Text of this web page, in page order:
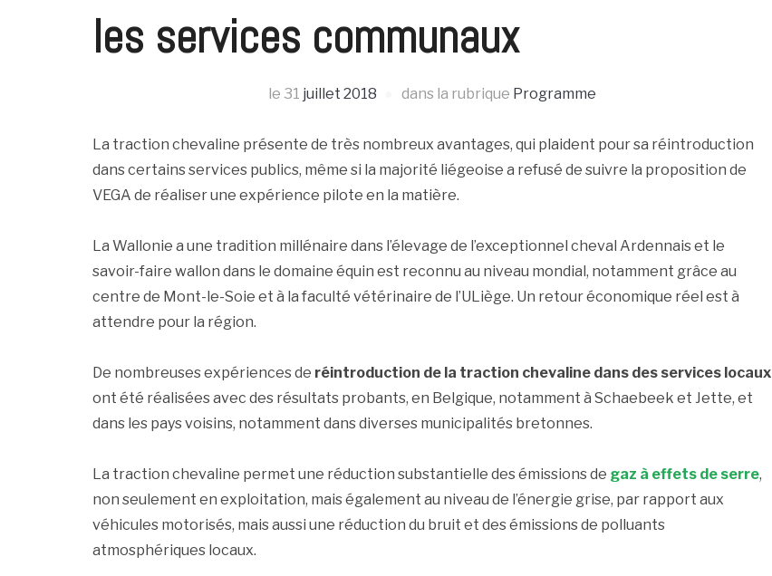
les services communaux
le 31 juillet 2018 dans la rubrique Programme
La traction chevaline présente de très nombreux avantages, qui plaident pour sa réintroduction
dans certains services publics, même si la majorité liégeoise a refusé de suivre la proposition de
VEGA de réaliser une expérience pilote en la matière.
La Wallonie a une tradition millénaire dans l’élevage de l’exceptionnel cheval Ardennais et le
savoir-faire wallon dans le domaine équin est reconnu au niveau mondial, notamment grâce au
centre de Mont-le-Soie et à la faculté vétérinaire de l’ULiège. Un retour économique réel est à
attendre pour la région.
De nombreuses expériences de réintroduction de la traction chevaline dans des services locaux
ont été réalisées avec des résultats probants, en Belgique, notamment à Schaebeek et Jette, et
dans les pays voisins, notamment dans diverses municipalités bretonnes.
La traction chevaline permet une réduction substantielle des émissions de gaz à effets de serre,
non seulement en exploitation, mais également au niveau de l’énergie grise, par rapport aux
véhicules motorisés, mais aussi une réduction du bruit et des émissions de polluants
atmosphériques locaux.